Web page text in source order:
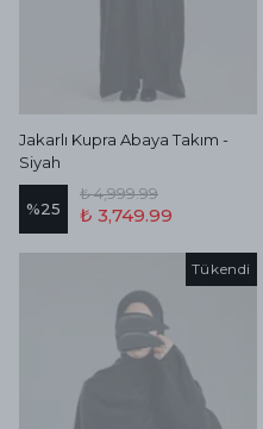
Jakarlı Kupra Abaya Takım -
Siyah
%25
₺ 4,999.99
₺ 3,749.99
Tükendi